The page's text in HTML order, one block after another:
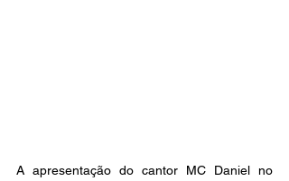
A apresentação do cantor MC Daniel no